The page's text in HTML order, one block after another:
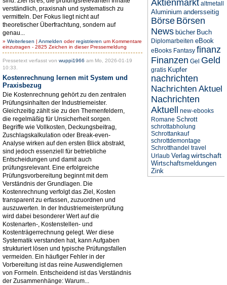
verständlich, praxisnah und systematisch zu
vermitteln. Der Fokus liegt nicht auf
theoretischer Überfrachtung, sondern auf
genau...
» Weiterlesen | Anmelden oderregistrieren um Kommentare
einzutragen - 2825 Zeichen in dieser Pressemeldung
Pressetext verfasst von wuppi1966 am Mo, 2026-01-19
10:33.
Kostenrechnung lernen mit System und
Praxisbezug
Die Kostenrechnung gehört zu den zentralen
Prüfungsinhalten der Industriemeister.
Gleichzeitig zählt sie zu den Themenfeldern,
die regelmäßig für Unsicherheit sorgen.
Begriffe wie Vollkosten, Deckungsbeitrag,
Zuschlagskalkulation oder Break-even-
Analyse wirken auf den ersten Blick abstrakt,
sind jedoch essenziell für betriebliche
Entscheidungen und damit auch
prüfungsrelevant. Eine erfolgreiche
Prüfungsvorbereitung beginnt mit dem
Verständnis der Grundlagen. Die
Kostenrechnung verfolgt das Ziel, Kosten
transparent zu erfassen, zuzuordnen und
auszuwerten. In der Industriemeisterprüfung
wird dabei besonderer Wert auf die
Kostenarten-, Kostenstellen- und
Kostenträgerrechnung gelegt. Wer diese
Systematik verstanden hat, kann Aufgaben
strukturiert lösen und typische Prüfungsfallen
vermeiden. Ein häufiger Fehler in der
Vorbereitung ist das reine Auswendiglernen
von Formeln. Entscheidend ist das Verständnis
der Zusammenhänge: Warum...
Aktienmarkt altmetall
Aluminium andersseitig
Börse Börsen
News bücher Buch
Diplomarbeiten eBook
eBooks Fantasy finanz
Finanzen Gel Geld
gratis Kupfer
nachrichten
Nachrichten Aktuel
Nachrichten
Aktuell
new-ebooks
Romane Schrott
schrottabholung
Schrottankauf
schrottdemontage
Schrotthandel travel
Urlaub Verlag wirtschaft
Wirtschaftsmeldungen
Zink